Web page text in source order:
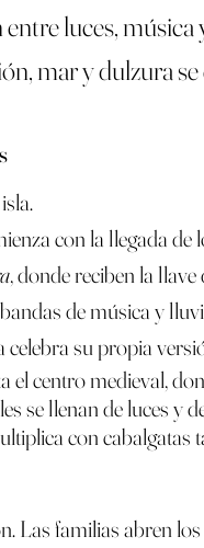
luces,
mar y dulzura
con la llegada
, donde reciben la
de música y
su propia
el centro medieval,
se llenan de luces y
con cabalgatas
Las familias abren